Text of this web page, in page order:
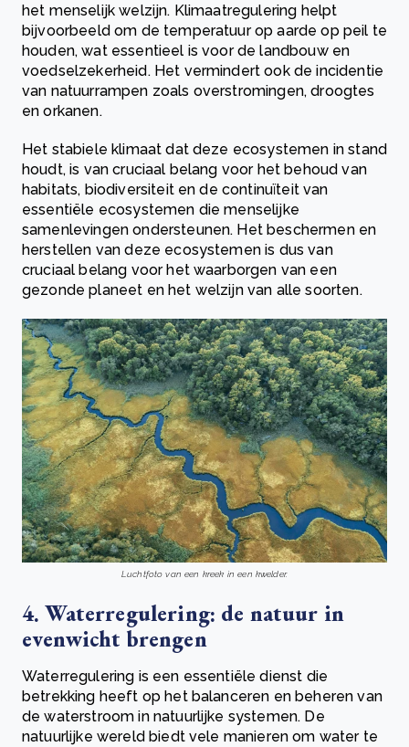
het menselijk welzijn. Klimaatregulering helpt
bijvoorbeeld om de temperatuur op aarde op peil te
houden, wat essentieel is voor de landbouw en
voedselzekerheid. Het vermindert ook de incidentie
van natuurrampen zoals overstromingen, droogtes
en orkanen.
Het stabiele klimaat dat deze ecosystemen in stand
houdt, is van cruciaal belang voor het behoud van
habitats, biodiversiteit en de continuïteit van
essentiële ecosystemen die menselijke
samenlevingen ondersteunen. Het beschermen en
herstellen van deze ecosystemen is dus van
cruciaal belang voor het waarborgen van een
gezonde planeet en het welzijn van alle soorten.
Luchtfoto van een kreek in een kwelder.
4. Waterregulering: de natuur in
evenwicht brengen
Waterregulering is een essentiële dienst die
betrekking heeft op het balanceren en beheren van
de waterstroom in natuurlijke systemen. De
natuurlijke wereld biedt vele manieren om water te